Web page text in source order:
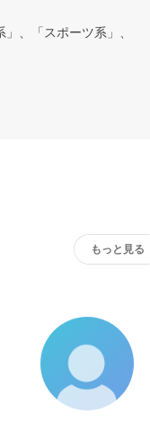
、「スポーツ系」、
もっと見る